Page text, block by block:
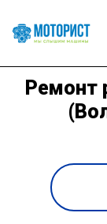
Ремонт